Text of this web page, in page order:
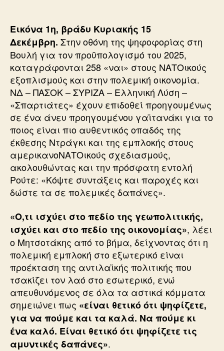
Εικόνα 1η, βράδυ Κυριακής 15
Δεκέμβρη. Στην οθόνη της ψηφοφορίας στη
Βουλή για τον προϋπολογισμό του 2025,
καταγράφονται 258 «ναι» στους ΝΑΤΟικούς
εξοπλισμούς και στην πολεμική οικονομία.
ΝΔ – ΠΑΣΟΚ – ΣΥΡΙΖΑ – Ελληνική Λύση –
«Σπαρτιάτες» έχουν επιδοθεί προηγουμένως
σε ένα άνευ προηγουμένου γαϊτανάκι για το
ποιος είναι πιο αυθεντικός οπαδός της
έκθεσης Ντράγκι και της εμπλοκής στους
αμερικανοΝΑΤΟικούς σχεδιασμούς,
ακολουθώντας και την πρόσφατη εντολή
Ρούτε: «Κόψτε συντάξεις και παροχές και
δώστε τα σε πολεμικές δαπάνες».
«Ο,τι ισχύει στο πεδίο της γεωπολιτικής,
ισχύει και στο πεδίο της οικονομίας», λέει
ο Μητσοτάκης από το βήμα, δείχνοντας ότι η
πολεμική εμπλοκή στο εξωτερικό είναι
προέκταση της αντιλαϊκής πολιτικής που
τσακίζει τον λαό στο εσωτερικό, ενώ
απευθυνόμενος σε όλα τα αστικά κόμματα
σημειώνει πως «είναι θετικό ότι ψηφίζετε,
για να πούμε και τα καλά. Να πούμε κι
ένα καλό. Είναι θετικό ότι ψηφίζετε τις
αμυντικές δαπάνες».